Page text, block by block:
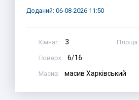
Доданий: 06-08-2026 11:50
Кімнат: 3 Площа:
Поверх: 6/16
Масив: масив Харківський